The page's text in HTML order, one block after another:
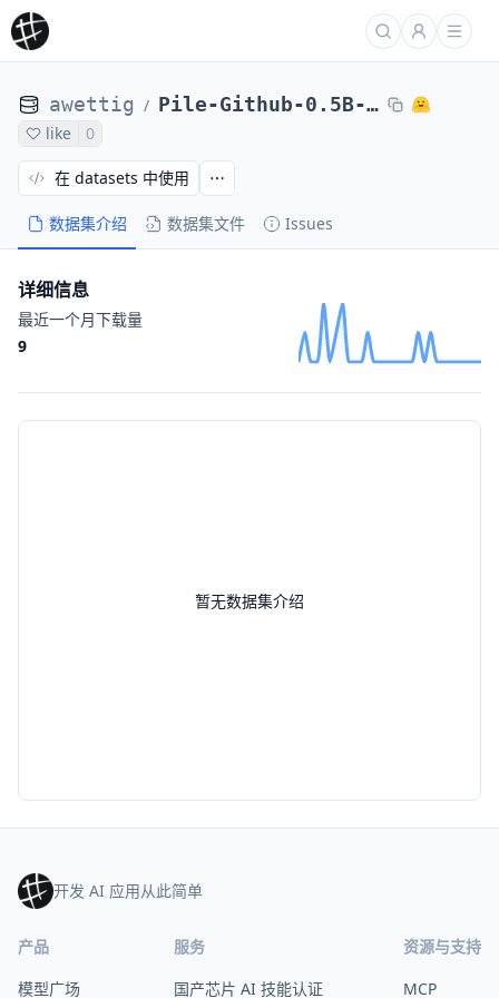
awettig / Pile-Github-0.5B-6K-opt
like 0
数据集介绍 数据集文件 Issues
在 datasets 中使用
暂无数据集介绍
详细信息
最近一个月下载量
9
开发 AI 应用从此简单
产品
模型广场
服务
国产芯片 AI 技能认证
资源与支持
MCP